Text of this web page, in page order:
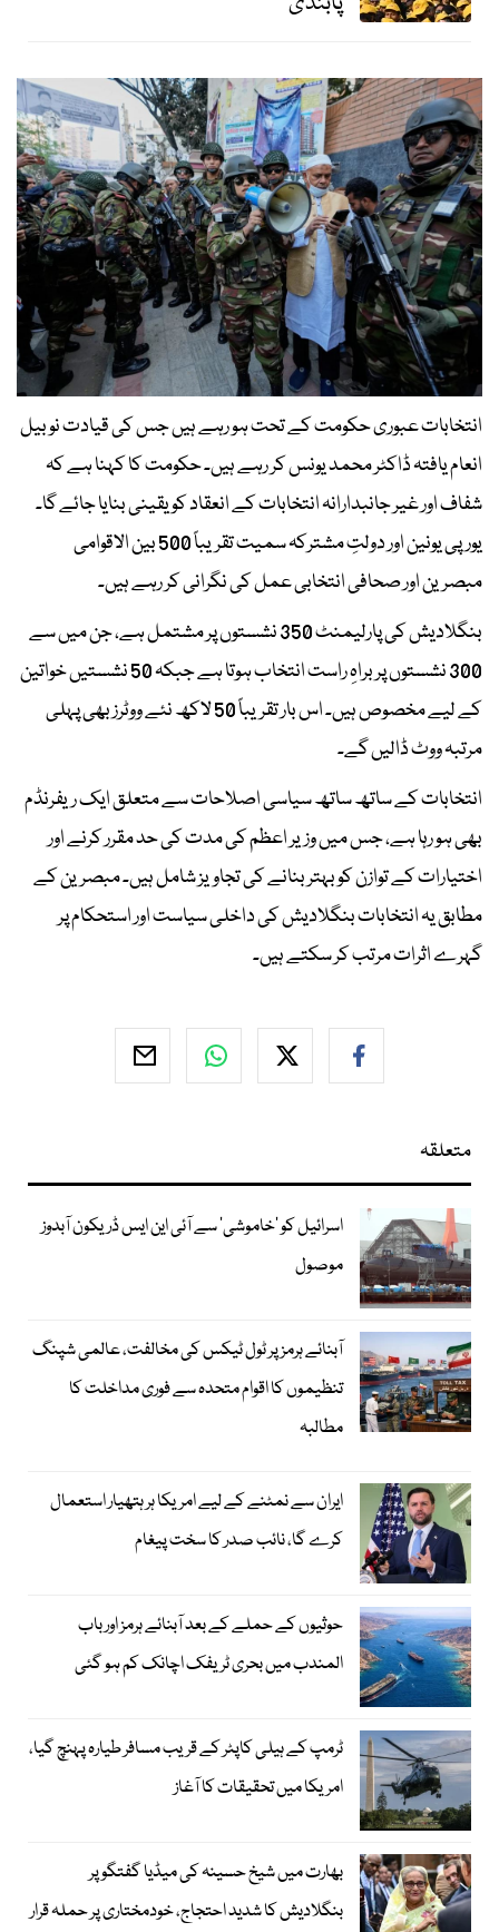
انتخابات عبوری حکومت کے تحت ہو رہے ہیں جس کی قیادت نوبیل
انعام یافتہ ڈاکٹر محمد یونس کر رہے ہیں۔ حکومت کا کہنا ہے کہ
شفاف اور غیر جانبدارانہ انتخابات کے انعقاد کو یقینی بنایا جائے گا۔
یورپی یونین اور دولتِ مشترکہ سمیت تقریباً 500 بین الاقوامی
مبصرین اور صحافی انتخابی عمل کی نگرانی کر رہے ہیں۔
بنگلادیش کی پارلیمنٹ 350 نشستوں پر مشتمل ہے، جن میں سے
300 نشستوں پر براہِ راست انتخاب ہوتا ہے جبکہ 50 نشستیں خواتین
کے لیے مخصوص ہیں۔ اس بار تقریباً 50 لاکھ نئے ووٹرز بھی پہلی
مرتبہ ووٹ ڈالیں گے۔
انتخابات کے ساتھ ساتھ سیاسی اصلاحات سے متعلق ایک ریفرنڈم
بھی ہو رہا ہے، جس میں وزیر اعظم کی مدت کی حد مقرر کرنے اور
اختیارات کے توازن کو بہتر بنانے کی تجاویز شامل ہیں۔ مبصرین کے
مطابق یہ انتخابات بنگلادیش کی داخلی سیاست اور استحکام پر
گہرے اثرات مرتب کر سکتے ہیں۔
متعلقہ
اسرائیل کو ’خاموشی‘ سے آئی این ایس ڈریکون آبدوز
موصول
آبنائے ہرمز پر ٹول ٹیکس کی مخالفت، عالمی شپنگ
تنظیموں کا اقوام متحدہ سے فوری مداخلت کا
مطالبہ
ایران سے نمٹنے کے لیے امریکا ہر ہتھیار استعمال
کرے گا، نائب صدر کا سخت پیغام
حوثیوں کے حملے کے بعد آبنائے ہرمز اور باب
المندب میں بحری ٹریفک اچانک کم ہو گئی
ٹرمپ کے ہیلی کاپٹر کے قریب مسافر طیارہ پہنچ گیا،
امریکا میں تحقیقات کا آغاز
بھارت میں شیخ حسینہ کی میڈیا گفتگو پر
بنگلادیش کا شدید احتجاج، خودمختاری پر حملہ قرار